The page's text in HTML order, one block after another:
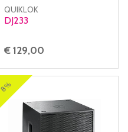
QUIKLOK
DJ233
€ 129,00
8%